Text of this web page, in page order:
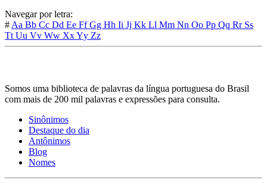
Navegar por letra:
# Aa Bb Cc Dd Ee FfGg Hh Ii Jj Kk Ll Mm Nn Oo Pp Qq Rr Ss
Tt Uu Vv Ww XxYy Zz
Somos uma biblioteca de palavras da língua portuguesa do Brasil
com mais de 200 mil palavras e expressões para consulta.
Sinônimos
Destaque do dia
Antônimos
Blog
Nomes